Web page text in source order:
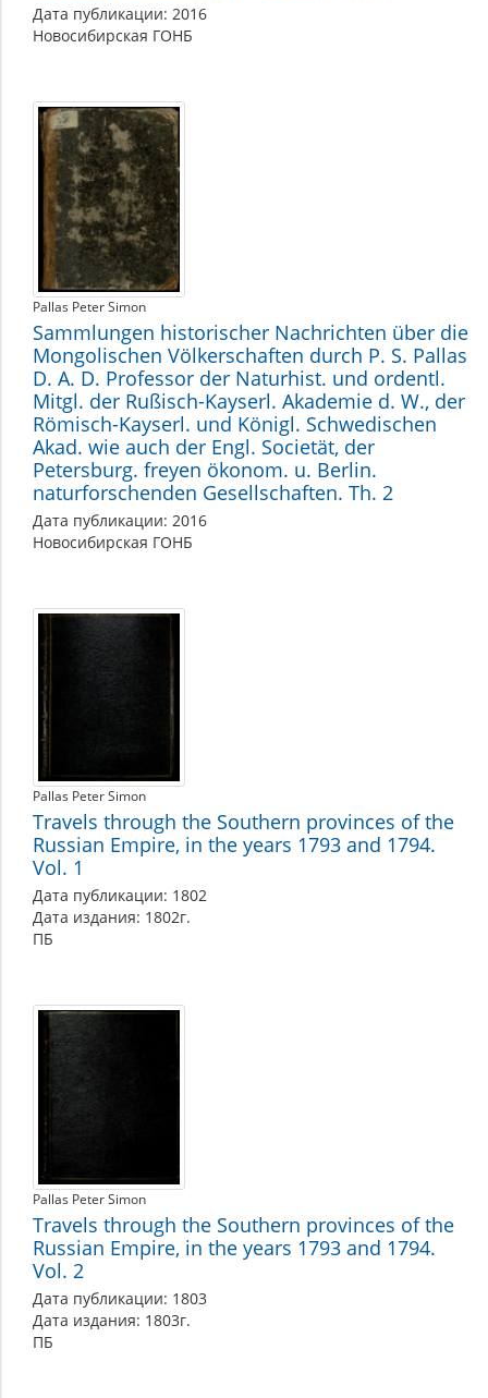
Дата публикации: 2016
Новосибирская ГОНБ
Pallas Peter Simon
Sammlungen historischer Nachrichten über die
Mongolischen Völkerschaften durch P. S. Pallas
D. A. D. Professor der Naturhist. und ordentl.
Mitgl. der Rußisch-Kayserl. Akademie d. W., der
Römisch-Kayserl. und Königl. Schwedischen
Akad. wie auch der Engl. Societät, der
Petersburg. freyen ökonom. u. Berlin.
naturforschenden Gesellschaften. Th. 2
Дата публикации: 2016
Новосибирская ГОНБ
Pallas Peter Simon
Travels through the Southern provinces of the
Russian Empire, in the years 1793 and 1794.
Vol. 1
Дата публикации: 1802
Дата издания: 1802г.
ПБ
Pallas Peter Simon
Travels through the Southern provinces of the
Russian Empire, in the years 1793 and 1794.
Vol. 2
Дата публикации: 1803
Дата издания: 1803г.
ПБ